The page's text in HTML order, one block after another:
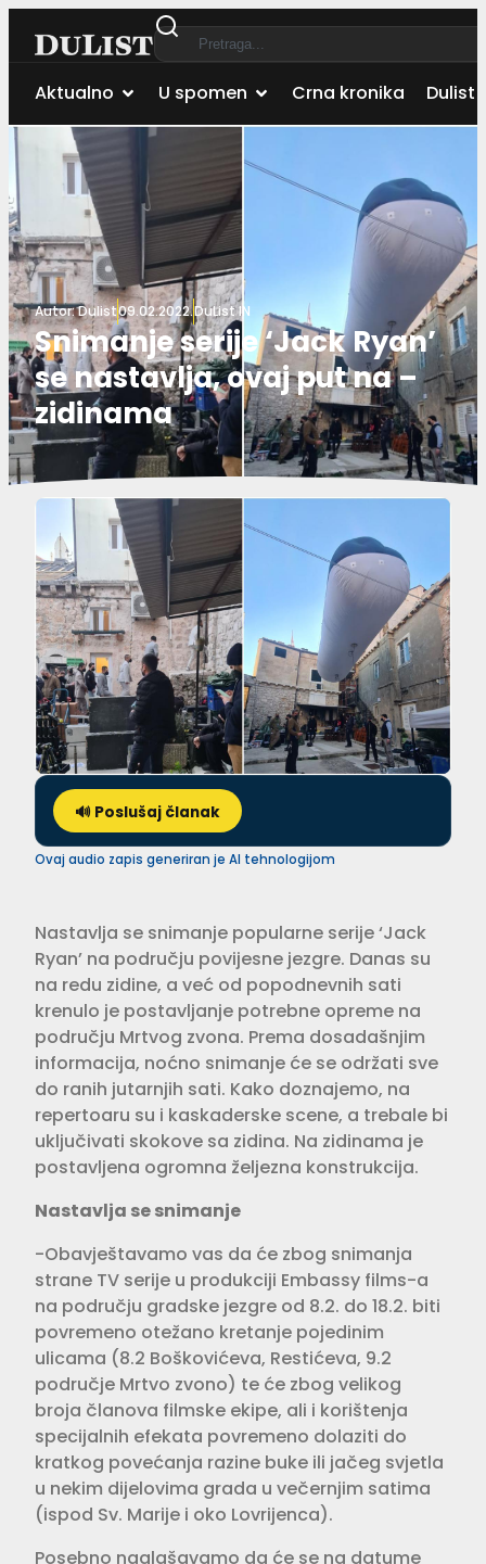
Aktualno U spomen Crna kronika Dulist
Autor:Dulist09.02.2022.DuList IN
Snimanje serije ‘Jack Ryan’
se nastavlja, ovaj put na –
zidinama
🔊 Poslušaj članak
Ovaj audio zapis generiran je AI tehnologijom
Nastavlja se snimanje popularne serije ‘Jack
Ryan’ na području povijesne jezgre. Danas su
na redu zidine, a već od popodnevnih sati
krenulo je postavljanje potrebne opreme na
području Mrtvog zvona. Prema dosadašnjim
informacija, noćno snimanje će se održati sve
do ranih jutarnjih sati. Kako doznajemo, na
repertoaru su i kaskaderske scene, a trebale bi
uključivati skokove sa zidina. Na zidinama je
postavljena ogromna željezna konstrukcija.
Nastavlja se snimanje
-Obavještavamo vas da će zbog snimanja
strane TV serije u produkciji Embassy films-a
na području gradske jezgre od 8.2. do 18.2. biti
povremeno otežano kretanje pojedinim
ulicama (8.2 Boškovićeva, Restićeva, 9.2
područje Mrtvo zvono) te će zbog velikog
broja članova filmske ekipe, ali i korištenja
specijalnih efekata povremeno dolaziti do
kratkog povećanja razine buke ili jačeg svjetla
u nekim dijelovima grada u večernjim satima
(ispod Sv. Marije i oko Lovrijenca).
Posebno naglašavamo da će se na datume